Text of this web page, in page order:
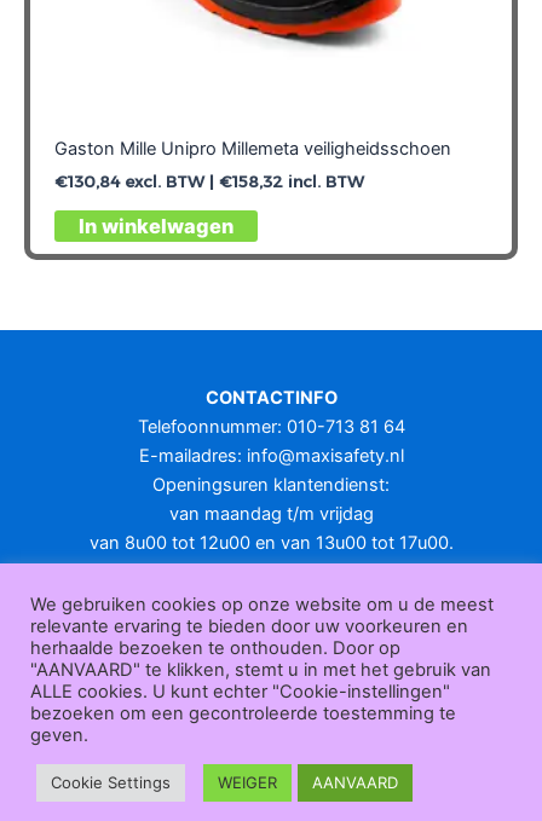
Gaston Mille Unipro Millemeta veiligheidsschoen
€130,84excl. BTW | €158,32incl. BTW
In winkelwagen
Dit
product
variaties.
optie
gekozen
worden
op
productpagina
CONTACTINFO
Telefoonnummer: 010-713 81 64
E-mailadres: info@maxisafety.nl
Openingsuren klantendienst:
van maandag t/m vrijdag
van 8u00 tot 12u00 en van 13u00 tot 17u00.
KLANTENSERVICE
Over
ons|Bedrijfsgegevens| F.A.Q.|Bestelprocedure | Betaling
ending | Retourneren|Herroepingsrecht|Herroepingsfunctie
ederverkoop|Bedrukken|Contact
Algemene voorwaarden
Maxisafety.nl © 2026
We gebruiken cookies op onze website om u de meest
relevante ervaring te bieden door uw voorkeuren en
herhaalde bezoeken te onthouden. Door op
"AANVAARD" te klikken, stemt u in met het gebruik van
ALLE cookies. U kunt echter "Cookie-instellingen"
bezoeken om een gecontroleerde toestemming te
geven.
Cookie Settings WEIGER AANVAARD